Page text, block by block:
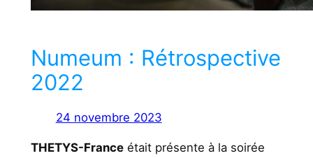
Numeum : Rétrospective
2022
24 novembre 2023
THETYS-Franceétait présente à la soirée